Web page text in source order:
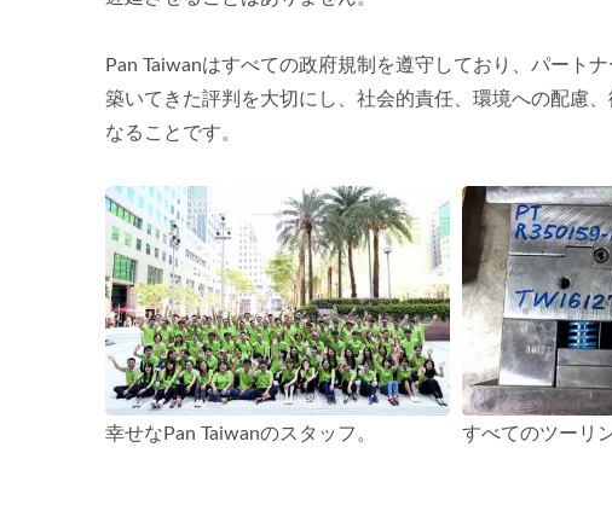
Pan Taiwanはすべての政府規制を遵守しており、パート
築いてきた評判を大切にし、社会的責任、環境への配慮
なることです。
幸せなPan Taiwanのスタッフ。